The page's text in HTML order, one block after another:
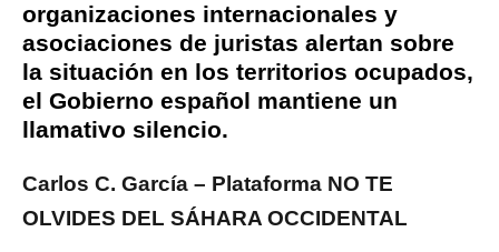
organizaciones internacionales y
asociaciones de juristas alertan sobre
la situación en los territorios ocupados,
el Gobierno español mantiene un
llamativo silencio.
Carlos C. García – Plataforma NO TE
OLVIDES DEL SÁHARA OCCIDENTAL